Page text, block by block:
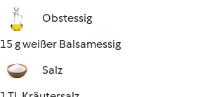
Obstessig
15 g weißer Balsamessig
Salz